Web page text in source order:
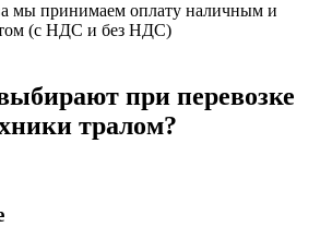
мы принимаем оплату наличным и
(с НДС и без НДС)
при перевозке
тралом?